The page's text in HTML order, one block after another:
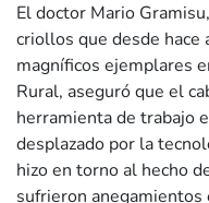
El doctor Mario
criollos que desde hace
magníficos ejemplares
Rural, aseguró que el
herramienta de trabajo
desplazado por la
hizo en torno al hecho
sufrieron anegamientos